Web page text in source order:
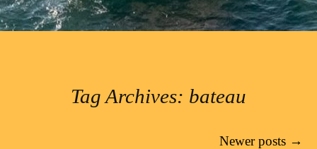
Tag Archives: bateau
Newer posts →